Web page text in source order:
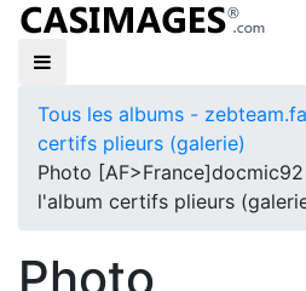
Tous les albums -
certifs plieurs (galerie)
Photo
l'album certifs plieurs
Photo